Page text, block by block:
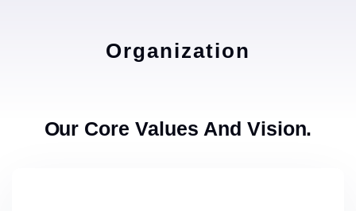
Organization
Our Core Values And Vision.